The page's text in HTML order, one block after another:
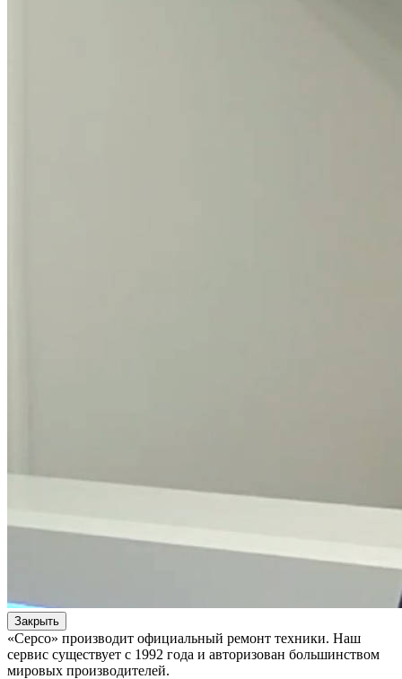
Закрыть
«Серсо» производит официальный ремонт техники. Наш
сервис существует с 1992 года и авторизован большинством
мировых производителей.